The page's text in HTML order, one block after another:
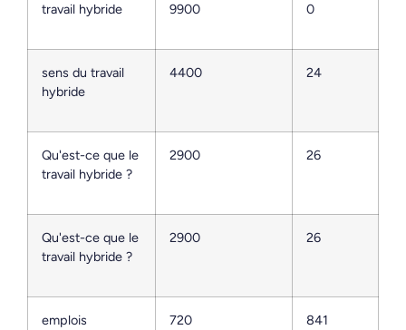
travail hybride 9900 0
sens du travail
hybride
4400 24
Qu'est-ce que le
travail hybride ?
2900 26
Qu'est-ce que le
travail hybride ?
2900 26
emplois
720 841